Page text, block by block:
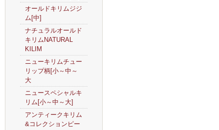
オールドキリムジジ
ム[中]
ナチュラルオールド
キリムNATURAL
KILIM
ニューキリムチュー
リップ柄[小～中～
大
ニュースペシャルキ
リム[小～中～大]
アンティークキリム
&コレクションピー